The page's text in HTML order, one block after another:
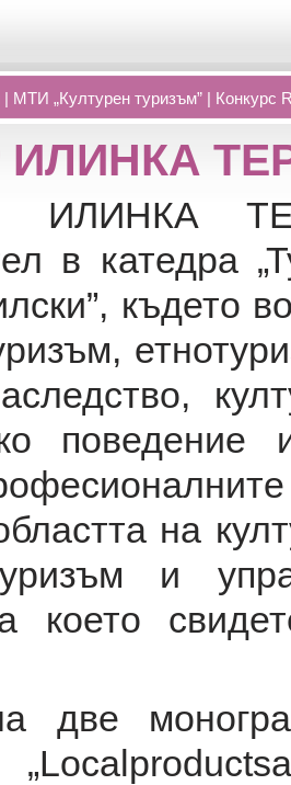
| МТИ „Културен туризъм” | Конкурс
ИЛИНКА
ИЛИНКА
в катедра
където
на
и
което
две